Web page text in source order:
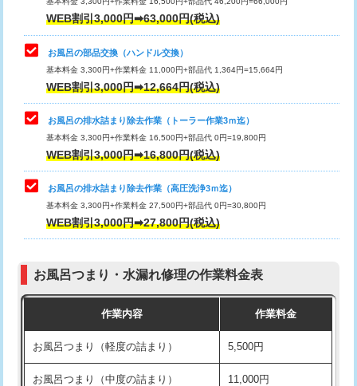
止水・漏水調査・防水処理・清掃・修
理・調整・分解・加工など（重作業）
33,000円
トイレタンク脱着
トイレ便器脱着
タンクレストイレ脱着 33,000円
小便器トイレ脱着
その他部品の脱着 8,800円～
交換・取付（タンク）
交換・取付（普通便座） 11,000円+材料費
交換・取付（温水洗浄便座） 16,500円+材料費
交換・取付(単水栓（壁付・デッキ
式）)
13,200円+材料費
WEB割引3,000円➡63,000円(税込)
お風呂の部品交換（ハンドル交換）
基本料金 3,300円+作業料金 11,000円+部品代 1,364円=15,664円
WEB割引3,000円➡12,664円(税込)
お風呂の排水詰まり除去作業（トーラー作業3ｍ迄）
基本料金 3,300円+作業料金 16,500円+部品代 0円=19,800円
WEB割引3,000円➡16,800円(税込)
お風呂の排水詰まり除去作業（高圧洗浄3ｍ迄）
基本料金 3,300円+作業料金 27,500円+部品代 0円=30,800円
WEB割引3,000円➡27,800円(税込)
お風呂つまり・水漏れ修理の作業料金表
作業内容 作業料金
お風呂つまり（軽度の詰まり） 5,500円
お風呂つまり（中度の詰まり） 11,000円